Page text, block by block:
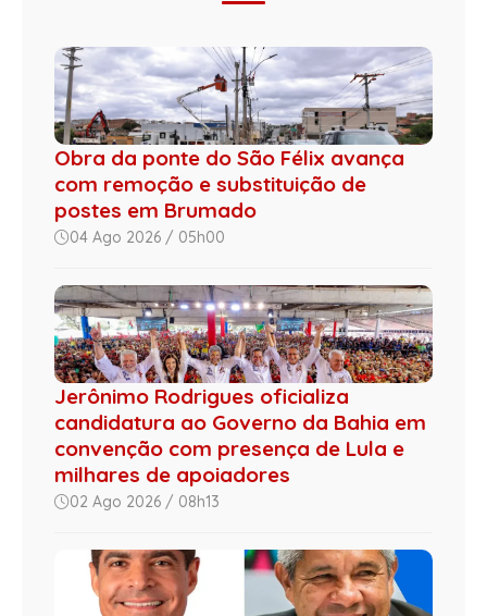
Obra da ponte do São Félix avança
com remoção e substituição de
postes em Brumado
04 Ago 2026 / 05h00
Jerônimo Rodrigues oficializa
candidatura ao Governo da Bahia em
convenção com presença de Lula e
milhares de apoiadores
02 Ago 2026 / 08h13